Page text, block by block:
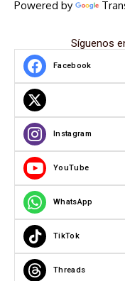
Powered by
Síguenos
Facebook
Instagram
YouTube
WhatsApp
TikTok
Threads